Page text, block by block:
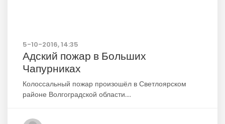
5-10-2016, 14:35
Адский пожар в Больших
Чапурниках
Колоссальный пожар произошёл в Светлоярском
районе Волгоградской области....